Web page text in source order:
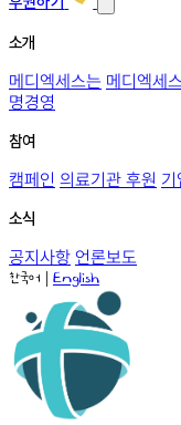
소개
메디엑세스는 메디엑세
명경영
참여
캠페인 의료기관 후원 기
소식
공지사항 언론보도
한국어 | English